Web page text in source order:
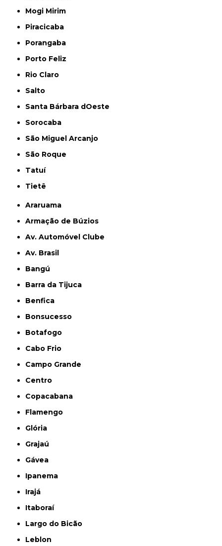
Mogi Mirim
Piracicaba
Porangaba
Porto Feliz
Rio Claro
Salto
Santa Bárbara dOeste
Sorocaba
São Miguel Arcanjo
São Roque
Tatuí
Tietê
Araruama
Armação de Búzios
Av. Automóvel Clube
Av. Brasil
Bangú
Barra da Tijuca
Benfica
Bonsucesso
Botafogo
Cabo Frio
Campo Grande
Centro
Copacabana
Flamengo
Glória
Grajaú
Gávea
Ipanema
Irajá
Itaboraí
Largo do Bicão
Leblon